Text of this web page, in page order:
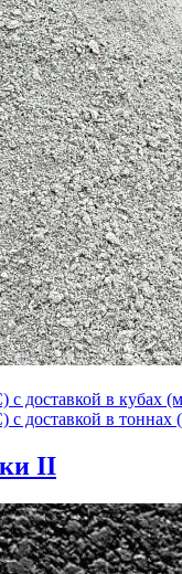
с доставкой в кубах
доставкой в тоннах
II